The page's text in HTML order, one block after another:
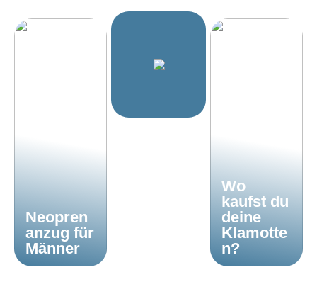
Neopren
anzug für
Männer
Wo
kaufst du
deine
Klamotte
n?